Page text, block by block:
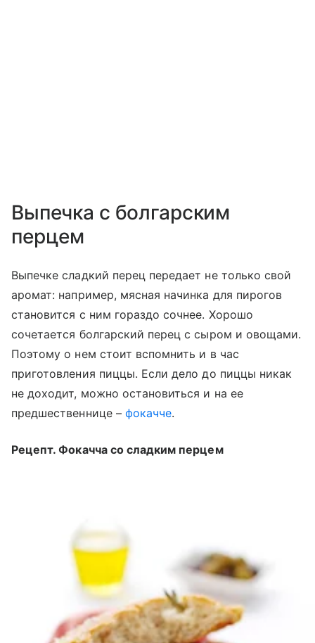
Выпечка с болгарским
перцем
Выпечке сладкий перец передает не только свой
аромат: например, мясная начинка для пирогов
становится с ним гораздо сочнее. Хорошо
сочетается болгарский перец с сыром и овощами.
Поэтому о нем стоит вспомнить и в час
приготовления пиццы. Если дело до пиццы никак
не доходит, можно остановиться и на ее
предшественнице – фокачче.
Рецепт. Фокачча со сладким перцем